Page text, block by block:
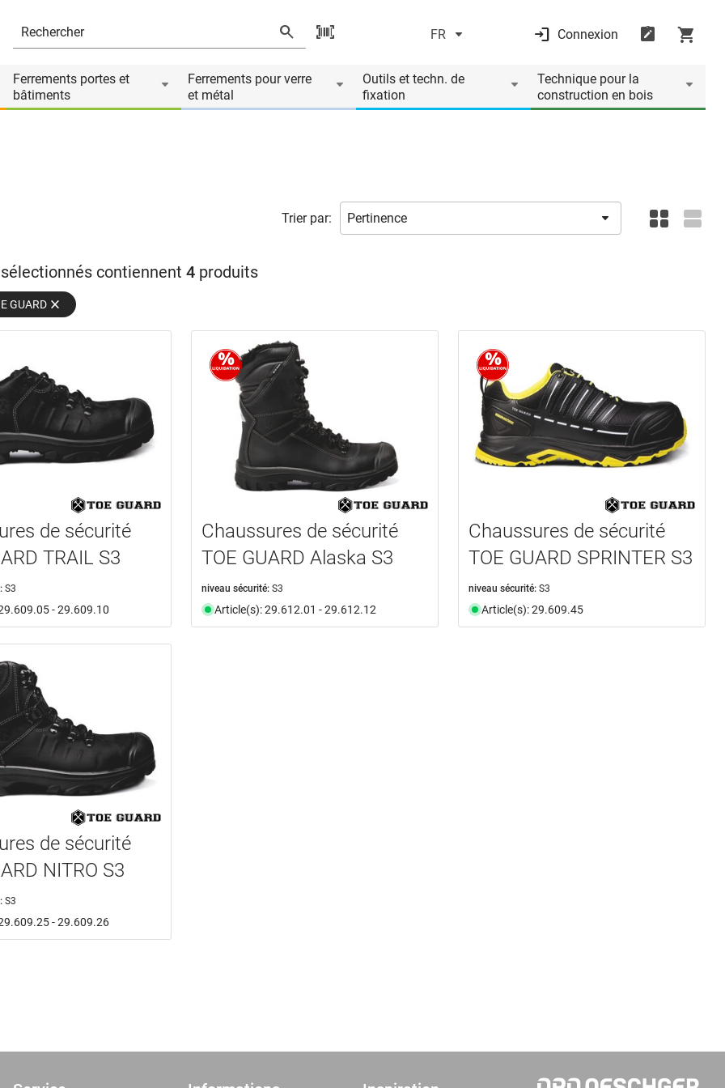
FR Connexion
Ferrements portes et
bâtiments
Ferrements pour verre
et métal
Outils et techn. de
fixation
Technique pour la
construction en bois
Trier par:
contiennent 4 produits
GUARD
de sécurité
TRAIL S3
S3
- 29.609.10
Chaussures de sécurité
TOE GUARD Alaska S3
niveau sécurité: S3
Article(s): 29.612.01 - 29.612.12
Chaussures de sécurité
TOE GUARD SPRINTER S3
niveau sécurité: S3
Article(s): 29.609.45
de sécurité
NITRO S3
S3
- 29.609.26